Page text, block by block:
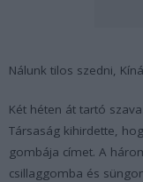
Nálunk tilos szedni,
Két héten át tartó
Társaság kihirdette,
gombája címet. A
csillaggomba és